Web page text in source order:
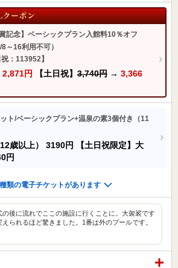
賞記念】ベーシックプラン入館料10％オフ
～16利用不可）
：113952】
2,871円 【土日祝】 3,740円 → 3,366
ト/ベーシックプラン+温泉の素3個付き（11
歳以上） 3190円
【土日祝限定】大
円
類の電子チケットがあります
の後に流れでここの施設に行くことに。大袈裟です
られるほど驚きました。1番は外のプールです。